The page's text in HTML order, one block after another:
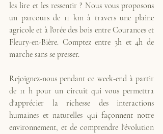
les lire et les ressentir ? Nous vous proposons
un parcours de 11 km à travers une plaine
agricole et à l'orée des bois entre Courances et
Fleury-en-Bière. Comptez entre 3h et 4h de
marche sans se presser.
Rejoignez-nous pendant ce week-end à partir
de 11 h pour un circuit qui vous permettra
d'apprécier la richesse des interactions
humaines et naturelles qui façonnent notre
environnement, et de comprendre l'évolution